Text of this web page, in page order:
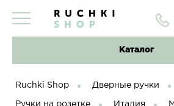
Каталог
Ruchki Shop Дверные ручки
Ручки на розетке Италия